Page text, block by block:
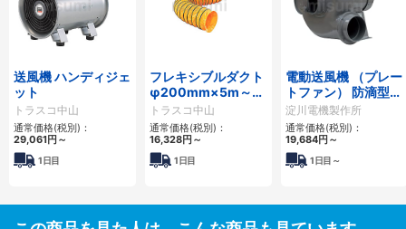
送風機 ハンディジェ
ット
トラスコ中山
通常価格(税別)：
29,061円 ～
1日目
フレキシブルダクト
φ200mm×5m～
φ520mm×5m
トラスコ中山
通常価格(税別)：
16,328円 ～
1日目
電動送風機 （プレー
トファン） 防滴型モ
ータータイプ
淀川電機製作所
通常価格(税別)：
19,684円 ～
1日目～